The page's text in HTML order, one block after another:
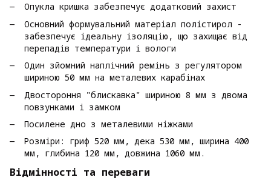
Опукла кришка забезпечує додатковий захист
Основний формувальний матеріал полістирол -
забезпечує ідеальну ізоляцію, що захищає від
перепадів температури і вологи
Один зйомний наплічний ремінь з регулятором
шириною 50 мм на металевих карабінах
Двостороння "блискавка" шириною 8 мм з двома
повзунками і замком
Посилене дно з металевими ніжками
Розміри: гриф 520 мм, дека 530 мм, ширина 400
мм, глибина 120 мм, довжина 1060 мм.
Відмінності та переваги